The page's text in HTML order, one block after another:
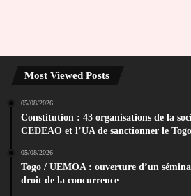
Most Viewed Posts
05/08/2026
Constitution : 43 organisations de la
CEDEAO et l’UA de sanctionner le Togo
05/08/2026
Togo / UEMOA : ouverture d’un
droit de la concurrence